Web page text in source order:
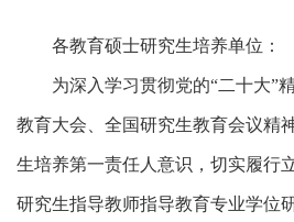
各教育硕士研究生培养单位：
为深入学习贯彻党的“二十大”
教育大会、全国研究生教育会议精
生培养第一责任人意识，切实履行
研究生指导教师指导教育专业学位